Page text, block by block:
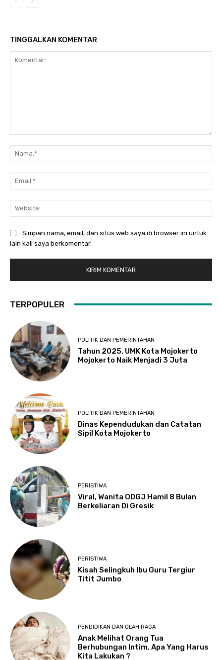
TINGGALKAN KOMENTAR
Simpan nama, email, dan situs web saya di browser ini untuk
lain kali saya berkomentar.
TERPOPULER
POLITIK DAN PEMERINTAHAN
Tahun 2025, UMK Kota Mojokerto
Mojokerto Naik Menjadi 3 Juta
POLITIK DAN PEMERINTAHAN
Dinas Kependudukan dan Catatan
Sipil Kota Mojokerto
PERISTIWA
Viral, Wanita ODGJ Hamil 8 Bulan
Berkeliaran Di Gresik
PERISTIWA
Kisah Selingkuh Ibu Guru Tergiur
Titit Jumbo
PENDIDIKAN DAN OLAH RAGA
Anak Melihat Orang Tua
Berhubungan Intim, Apa Yang Harus
Kita Lakukan ?